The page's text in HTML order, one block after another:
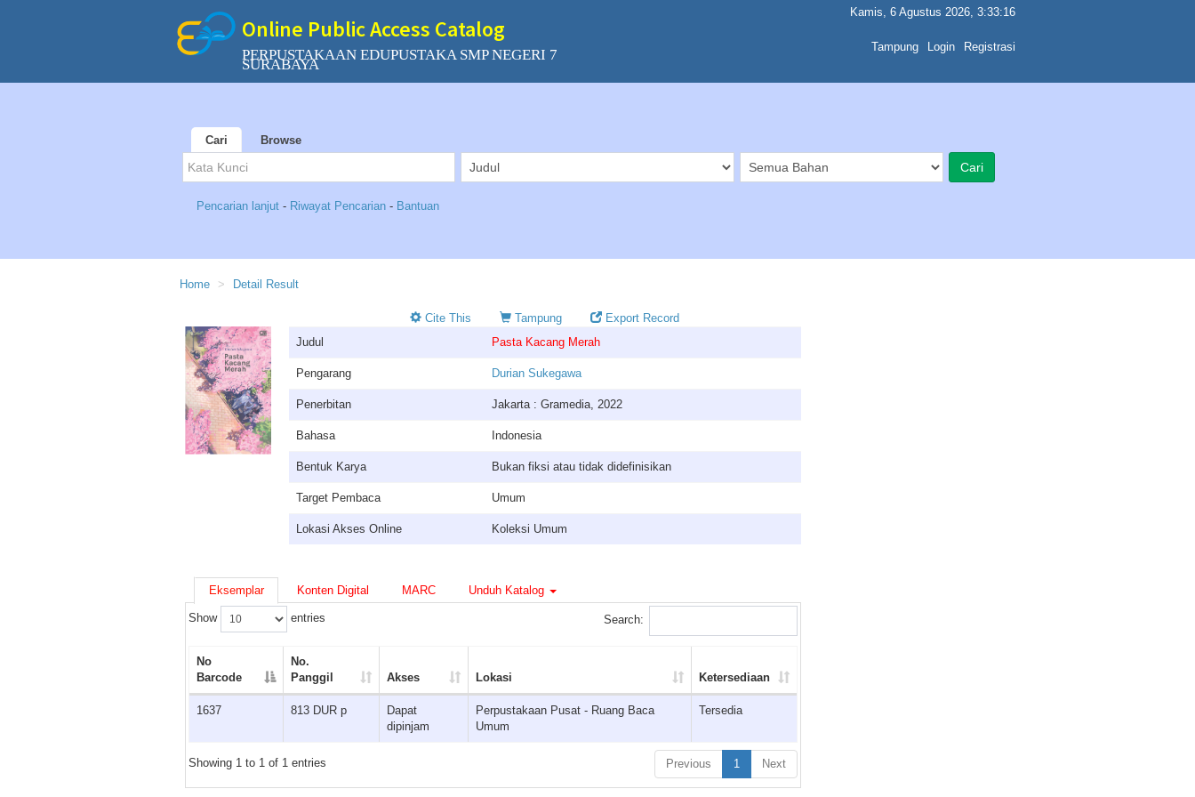
Online Public Access Catalog
PERPUSTAKAAN EDUPUSTAKA SMP NEGERI 7
SURABAYA
Kamis, 6 Agustus 2026, 3:33:16
Tampung Login Registrasi
Cari Browse
Pencarian lanjut - Riwayat Pencarian - Bantuan
Home Detail Result
Cite This Tampung
Export Record
Judul
Pasta Kacang Merah
Pengarang Durian Sukegawa
Penerbitan Jakarta : Gramedia, 2022
Bahasa Indonesia
Bentuk Karya Bukan fiksi atau tidak didefinisikan
Target Pembaca Umum
Lokasi Akses Online Koleksi Umum
Eksemplar Konten Digital MARC Unduh Katalog
Show entries Search:
No
Barcode
No.
Panggil
Akses Lokasi Ketersediaan
1637 813 DUR p
Dapat
dipinjam
Perpustakaan Pusat - Ruang Baca
Umum
Tersedia
Showing 1 to 1 of 1 entries Previous 1 Next